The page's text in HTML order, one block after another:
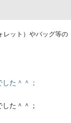
レット）やバッグ等の
た＾＾；
た＾＾；